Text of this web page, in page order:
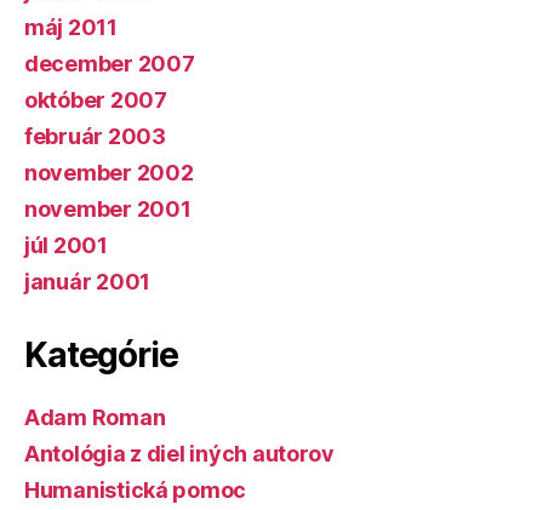
máj 2011
december 2007
október 2007
február 2003
november 2002
november 2001
júl 2001
január 2001
Kategórie
Adam Roman
Antológia z diel iných autorov
Humanistická pomoc